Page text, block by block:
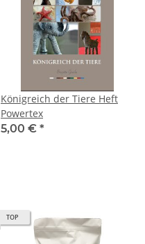
Königreich der Tiere Heft
Powertex
5,00 € *
TOP